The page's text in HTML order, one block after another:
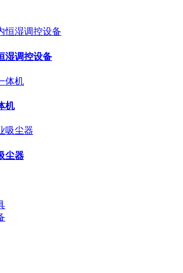
湿调控设备
机
尘器